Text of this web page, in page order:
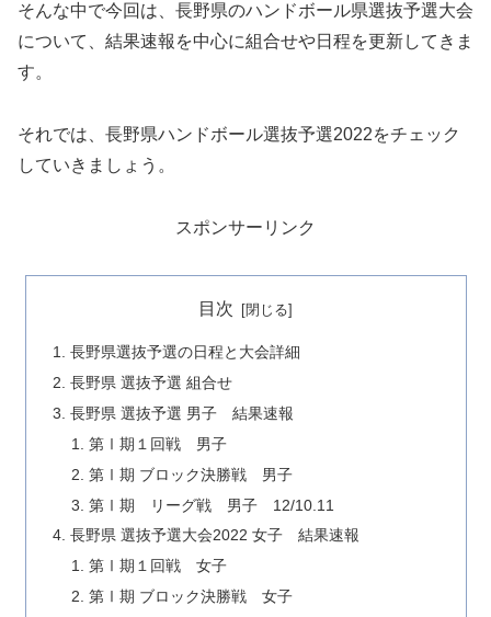
そんな中で今回は、長野県のハンドボール県選抜予選大会
について、結果速報を中心に組合せや日程を更新してきま
す。
それでは、長野県ハンドボール選抜予選2022をチェック
していきましょう。
スポンサーリンク
目次
長野県選抜予選の日程と大会詳細
長野県 選抜予選 組合せ
長野県 選抜予選 男子 結果速報
第Ⅰ期１回戦 男子
第Ⅰ期 ブロック決勝戦 男子
第Ⅰ期 リーグ戦 男子 12/10.11
長野県 選抜予選大会2022 女子 結果速報
第Ⅰ期１回戦 女子
第Ⅰ期 ブロック決勝戦 女子